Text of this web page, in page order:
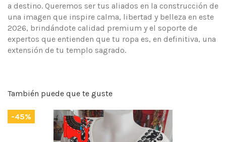
a destino. Queremos ser tus aliados en la construcción de
una imagen que inspire calma, libertad y belleza en este
2026, brindándote calidad premium y el soporte de
expertos que entienden que tu ropa es, en definitiva, una
extensión de tu templo sagrado.
También puede que te guste
-45%